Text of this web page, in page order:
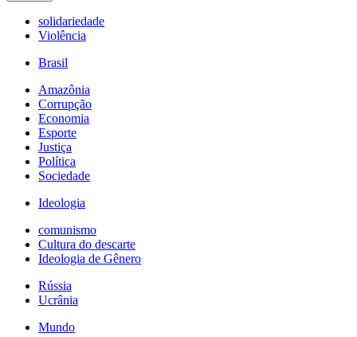
solidariedade
Violência
Brasil
Amazônia
Corrupção
Economia
Esporte
Justiça
Política
Sociedade
Ideologia
comunismo
Cultura do descarte
Ideologia de Gênero
Rússia
Ucrânia
Mundo